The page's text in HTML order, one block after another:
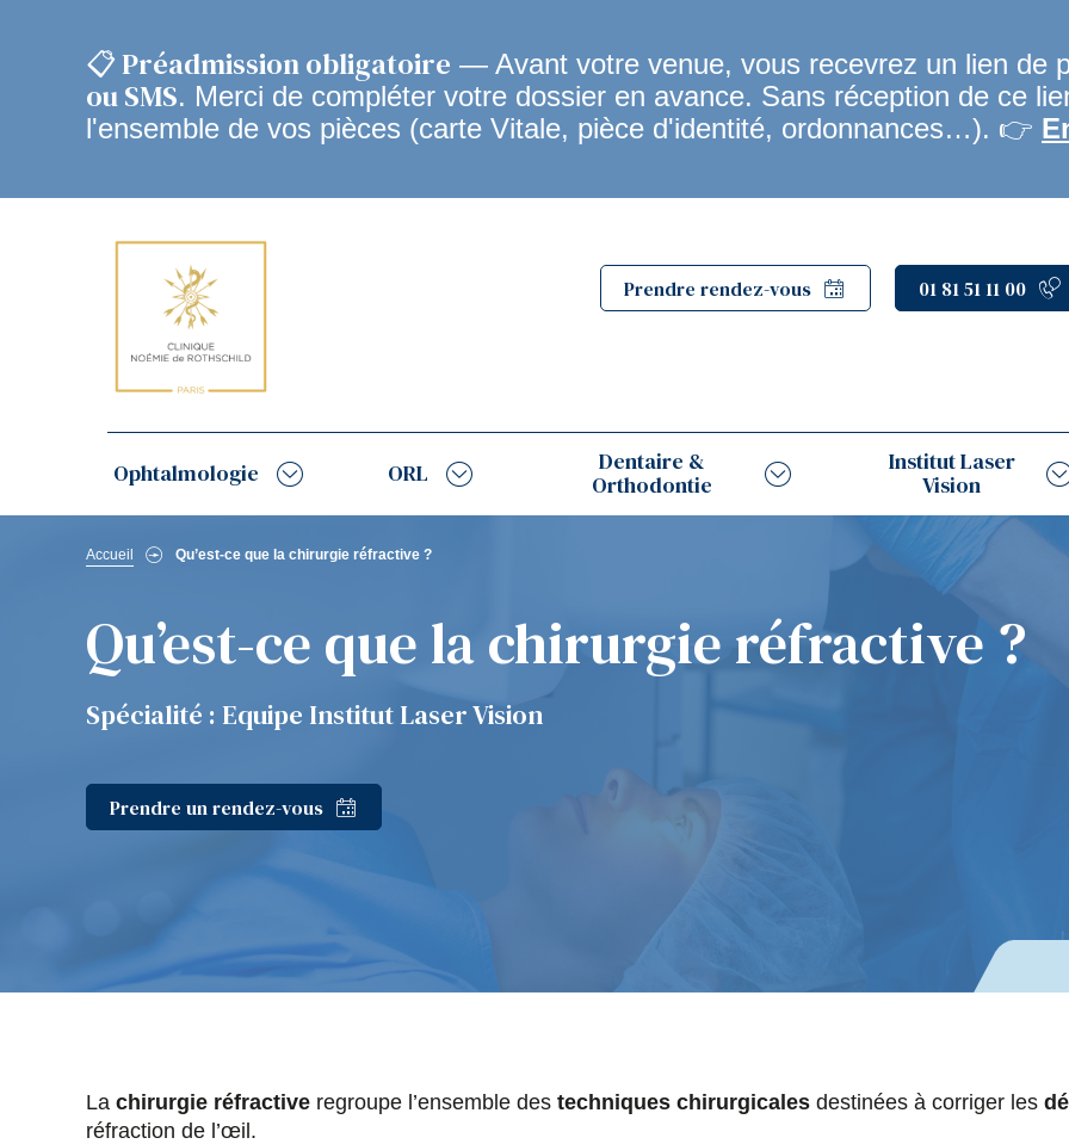
📋 Préadmission obligatoire — Avant votre venue, vous recevrez un lien de
ou SMS. Merci de compléter votre dossier en avance. Sans réception de ce
l'ensemble de vos pièces (carte Vitale, pièce d'identité, ordonnances…). 👉
Prendre rendez-vous 01 81 51 11 00
Ophtalmologie ORL
Dentaire &
Orthodontie
Institut Laser
Vision
Fil
d'Ariane
Accueil Qu’est-ce que la chirurgie réfractive ?
Qu’est-ce que la chirurgie réfractive ?
Spécialité : Equipe Institut Laser Vision
Prendre un rendez-vous
La chirurgie réfractive regroupe l’ensemble des techniques chirurgicales destinées à corriger les
réfraction de l’œil.